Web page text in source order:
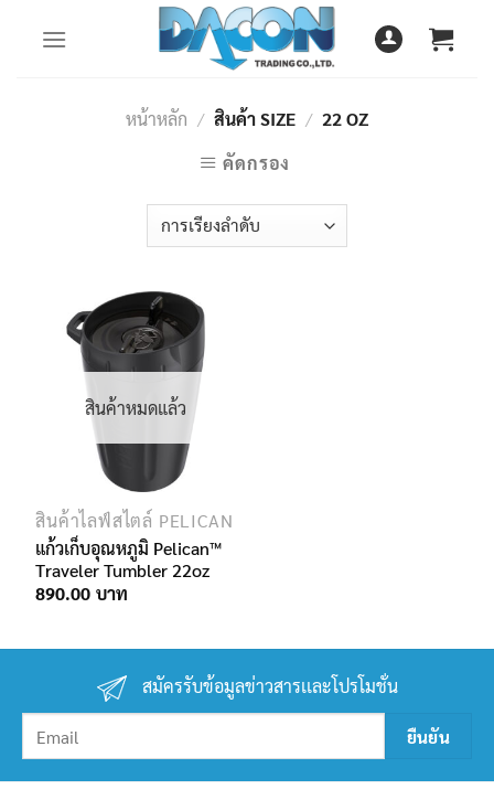
หน้าหลัก / สินค้า SIZE / 22 OZ
คัดกรอง
สินค้าหมดแล้ว
สินค้าไลฟ์สไตล์ PELICAN
แก้วเก็บอุณหภูมิ Pelican™
Traveler Tumbler 22oz
890.00
สมัครรับข้อมูลข่าวสารเเละโปรโมชั่น